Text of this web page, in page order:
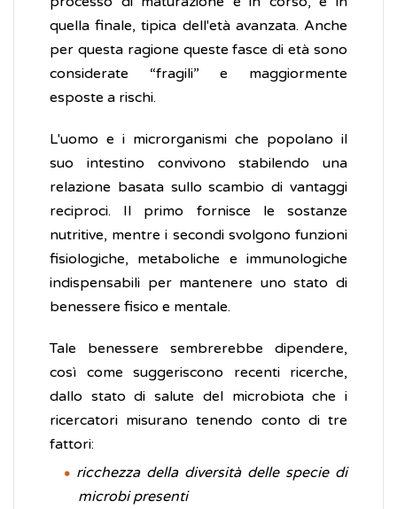
quella finale, tipica dell'età avanzata. Anche
per questa ragione queste fasce di età sono
considerate “fragili” e maggiormente
esposte a rischi.
L'uomo e i microrganismi che popolano il
suo intestino convivono stabilendo una
relazione basata sullo scambio di vantaggi
reciproci. Il primo fornisce le sostanze
nutritive, mentre i secondi svolgono funzioni
fisiologiche, metaboliche e immunologiche
indispensabili per mantenere uno stato di
benessere fisico e mentale.
Tale benessere sembrerebbe dipendere,
così come suggeriscono recenti ricerche,
dallo stato di salute del microbiota che i
ricercatori misurano tenendo conto di tre
fattori:
ricchezza della diversità delle specie di
microbi presenti